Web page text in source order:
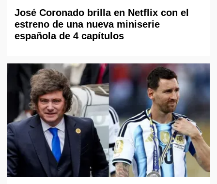
José Coronado brilla en Netflix con el
estreno de una nueva miniserie
española de 4 capítulos